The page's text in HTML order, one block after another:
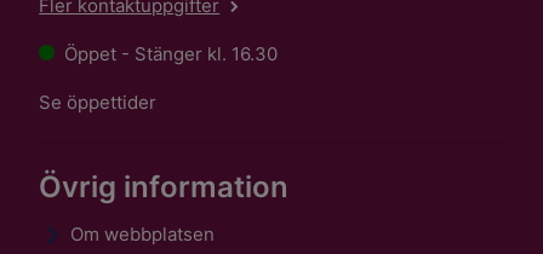
Fler kontaktuppgifter
Öppet - Stänger kl. 16.30
Se öppettider
Övrig information
Om webbplatsen